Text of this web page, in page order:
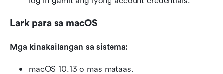
Lark para sa macOS
Mga kinakailangan sa sistema:
macOS 10.13 o mas mataas.